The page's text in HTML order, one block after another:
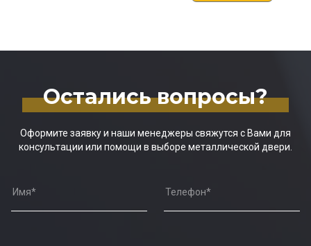
Остались вопросы?
Оформите заявку и наши менеджеры свяжутся с Вами для
консультации или помощи в выборе металлической двери.